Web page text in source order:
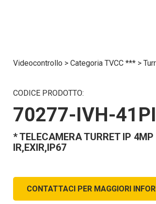
Videocontrollo >Categoria TVCC *** >
CODICE PRODOTTO:
70277-IVH-
* TELECAMERA TURRET IP
IR,EXIR,IP67
CONTATTACI PER MAGGIORI